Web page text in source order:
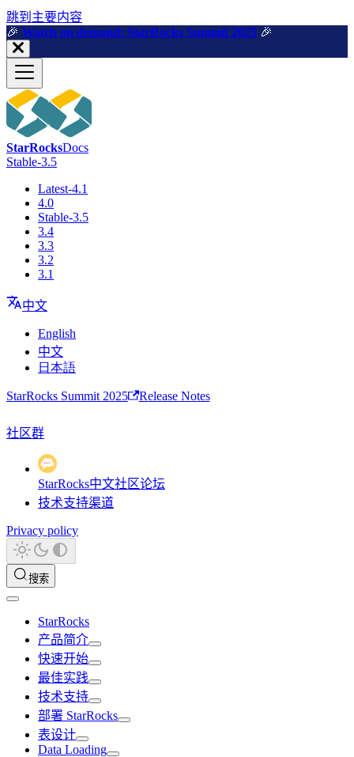
跳到主要内容
🎉️ Watch on demand: StarRocks Summit 2025 🎉️
StarRocksDocs
Stable-3.5
Latest-4.1
4.0
Stable-3.5
3.4
3.3
3.2
3.1
中文
English
中文
日本語
StarRocks Summit 2025 Release Notes
社区群
StarRocks中文社区论坛
技术支持渠道
Privacy policy
搜索
StarRocks
产品简介
快速开始
最佳实践
技术支持
部署 StarRocks
表设计
Data Loading